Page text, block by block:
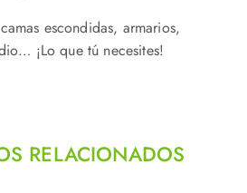
escondidas, armarios,
¡Lo que tú necesites!
RELACIONADOS